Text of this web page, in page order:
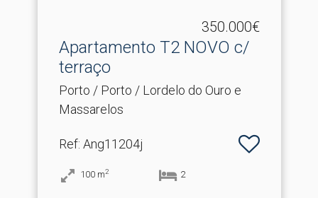
350.000€
Apartamento T2 NOVO c/
terraço
Porto / Porto / Lordelo do Ouro e
Massarelos
Ref: Ang11204j
100 m2 2